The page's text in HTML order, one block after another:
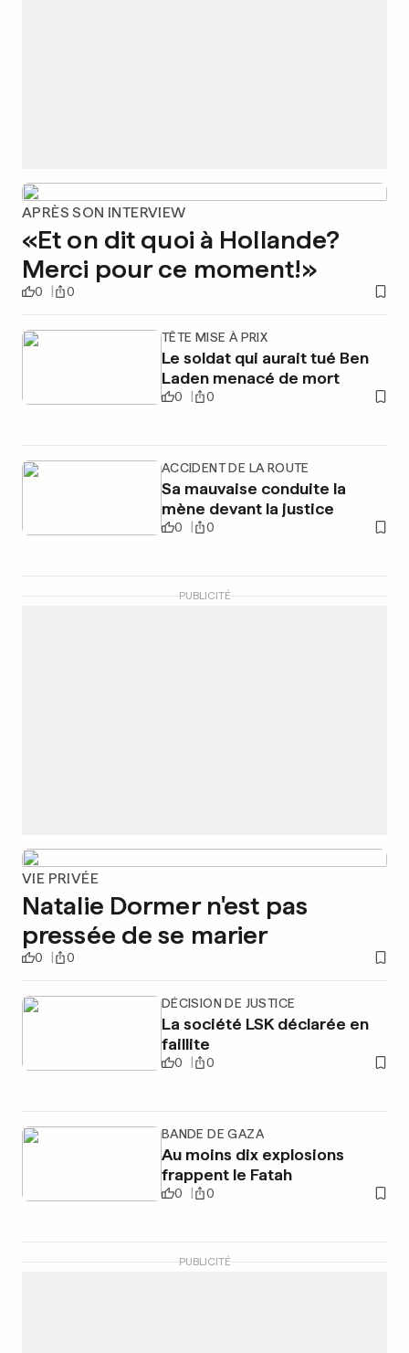
APRÈS SON INTERVIEW
«Et on dit quoi à Hollande?
Merci pour ce moment!»
0 0
TÊTE MISE À PRIX
Le soldat qui aurait tué Ben
Laden menacé de mort
0 0
ACCIDENT DE LA ROUTE
Sa mauvaise conduite la
mène devant la justice
0 0
PUBLICITÉ
VIE PRIVÉE
Natalie Dormer n'est pas
pressée de se marier
0 0
DÉCISION DE JUSTICE
La société LSK déclarée en
faillite
0 0
BANDE DE GAZA
Au moins dix explosions
frappent le Fatah
0 0
PUBLICITÉ